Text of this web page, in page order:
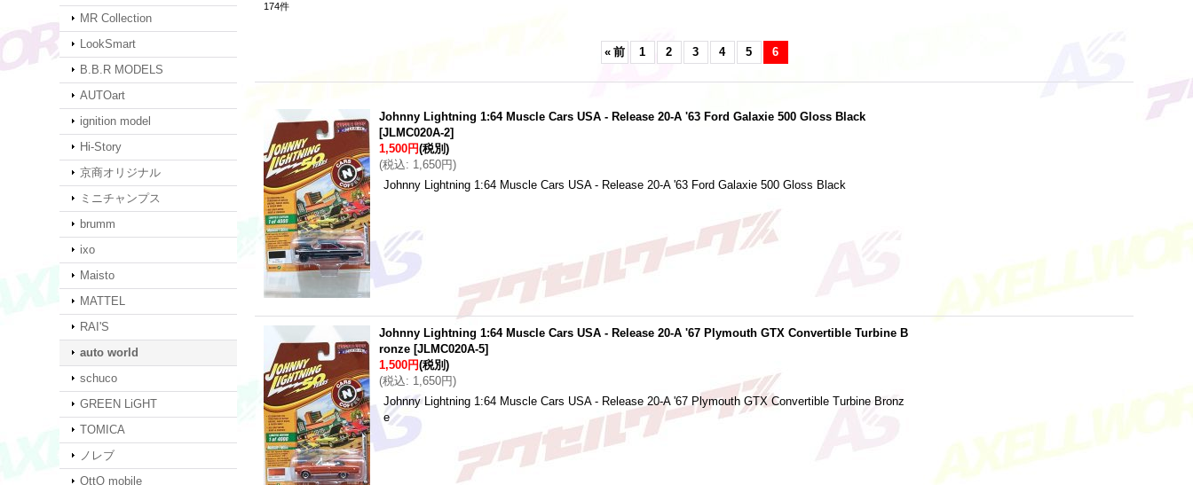
MR Collection
LookSmart
B.B.R MODELS
AUTOart
ignition model
Hi-Story
京商オリジナル
ミニチャンプス
brumm
ixo
Maisto
MATTEL
RAI'S
auto world
schuco
GREEN LiGHT
TOMICA
ノレブ
OttO mobile
174件
« 前 1 2 3 4 5 6
Johnny Lightning 1:64 Muscle Cars USA - Release 20-A '63 Ford Galaxie 500 Gloss Black
[JLMC020A-2]
1,500円(税別)
(税込: 1,650円)
Johnny Lightning 1:64 Muscle Cars USA - Release 20-A '63 Ford Galaxie 500 Gloss Black
Johnny Lightning 1:64 Muscle Cars USA - Release 20-A '67 Plymouth GTX Convertible Turbine B
ronze [JLMC020A-5]
1,500円(税別)
(税込: 1,650円)
Johnny Lightning 1:64 Muscle Cars USA - Release 20-A '67 Plymouth GTX Convertible Turbine Bronz
e